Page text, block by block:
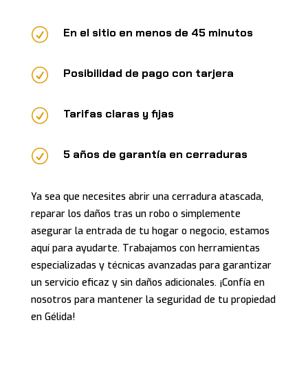
R En el sitio en menos de 45 minutos
R Posibilidad de pago con tarjera
R Tarifas claras y fijas
R 5 años de garantía en cerraduras
Ya sea que necesites abrir una cerradura atascada,
reparar los daños tras un robo o simplemente
asegurar la entrada de tu hogar o negocio, estamos
aquí para ayudarte. Trabajamos con herramientas
especializadas y técnicas avanzadas para garantizar
un servicio eficaz y sin daños adicionales. ¡Confía en
nosotros para mantener la seguridad de tu propiedad
en Gélida!